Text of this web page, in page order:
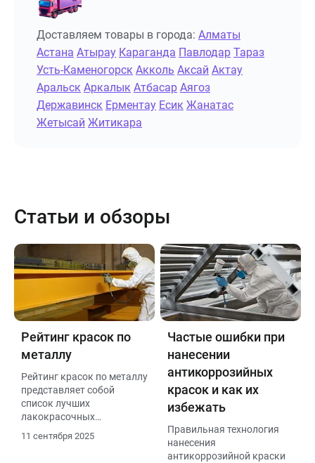
Доставляем товары в города: Алматы
Астана Атырау Караганда Павлодар Тараз
Усть-Каменогорск Акколь Аксай Актау
Аральск Аркалык Атбасар Аягоз
Державинск Ерментау Есик Жанатас
Жетысай Житикара
Статьи и обзоры
Рейтинг красок по
металлу
Рейтинг красок по металлу
представляет собой
список лучших
лакокрасочных
материалов, которые
обеспечивают надежную
11 сентября 2025
Частые ошибки при
нанесении
антикоррозийных
красок и как их
избежать
Правильная технология
нанесения
антикоррозийной краски